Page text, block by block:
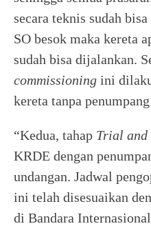
secara teknis sudah
SO besok maka kereta
sudah bisa dijalankan.
commissioning ini
kereta tanpa
“Kedua, tahap Trial and
KRDE dengan
undangan. Jadwal
ini telah disesuaikan
di Bandara